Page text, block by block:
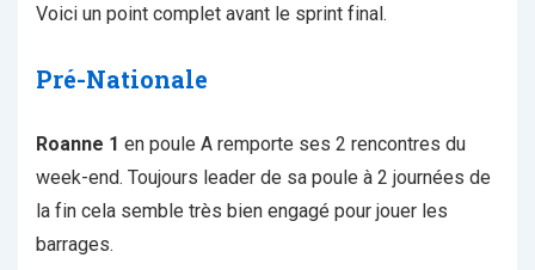
Voici un point complet avant le sprint final.
Pré-Nationale
Roanne 1 en poule A remporte ses 2 rencontres du
week-end. Toujours leader de sa poule à 2 journées de
la fin cela semble très bien engagé pour jouer les
barrages.